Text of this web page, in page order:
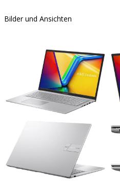
Bilder und Ansichten